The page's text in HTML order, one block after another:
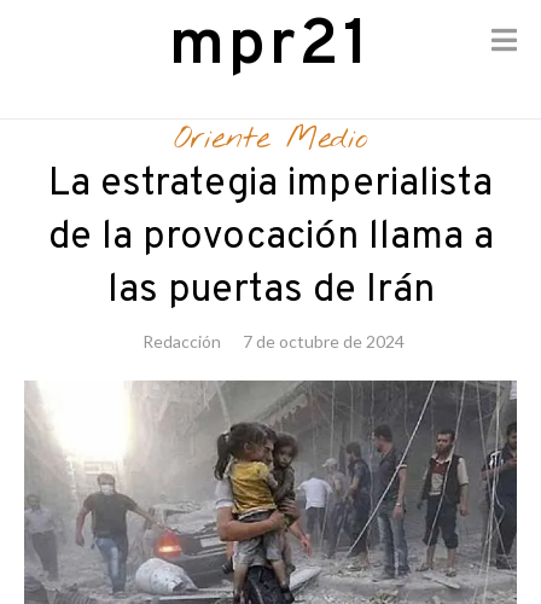
content
mpr21
Oriente Medio
La estrategia imperialista
de la provocación llama a
las puertas de Irán
Redacción 7 de octubre de 2024